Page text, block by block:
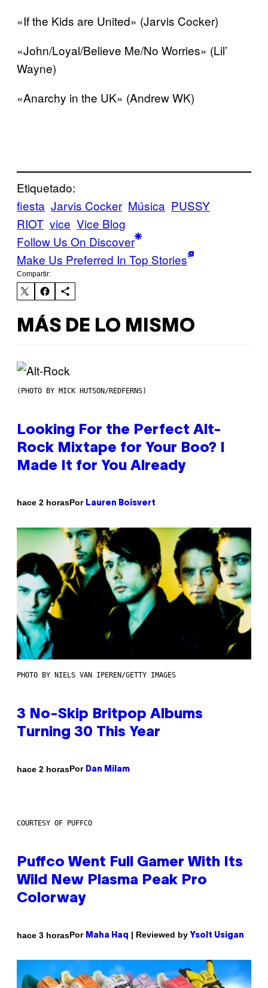
«If the Kids are United» (Jarvis Cocker)
«John/Loyal/Believe Me/No Worries» (Lil’
Wayne)
«Anarchy in the UK» (Andrew WK)
Etiquetado:
fiesta Jarvis Cocker Música PUSSY
RIOT vice Vice Blog
Follow Us On Discover
Make Us Preferred In Top Stories
Compartir:
MÁS DE LO MISMO
(PHOTO BY MICK HUTSON/REDFERNS)
Looking For the Perfect Alt-
Rock Mixtape for Your Boo? I
Made It for You Already
hace 2 horasPor Lauren Boisvert
PHOTO BY NIELS VAN IPEREN/GETTY IMAGES
3 No-Skip Britpop Albums
Turning 30 This Year
hace 2 horasPor Dan Milam
COURTESY OF PUFFCO
Puffco Went Full Gamer With Its
Wild New Plasma Peak Pro
Colorway
hace 3 horasPor Maha Haq | Reviewed by Ysolt Usigan